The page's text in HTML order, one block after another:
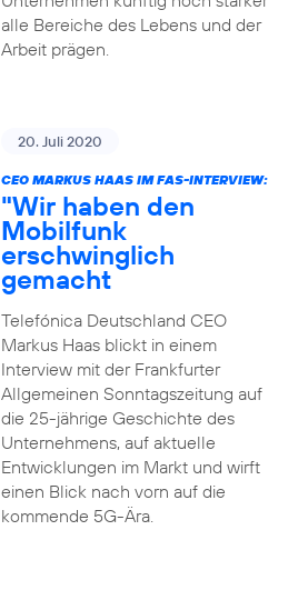
alle Bereiche des Lebens und der
Arbeit prägen.
20. Juli 2020
CEO MARKUS HAAS IM FAS-INTERVIEW:
"Wir haben den
Mobilfunk
erschwinglich
gemacht
Telefónica Deutschland CEO
Markus Haas blickt in einem
Interview mit der Frankfurter
Allgemeinen Sonntagszeitung auf
die 25-jährige Geschichte des
Unternehmens, auf aktuelle
Entwicklungen im Markt und wirft
einen Blick nach vorn auf die
kommende 5G-Ära.